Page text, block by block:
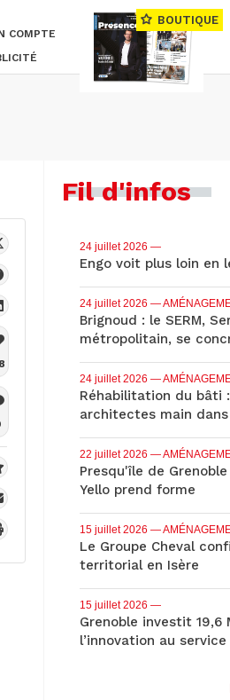
COMPTE
BOUTIQUE
Fil d'infos
24 juillet 2026 —
Engo voit plus loin en
24 juillet 2026 —
Brignoud : le SERM,
métropolitain, se
24 juillet 2026 —
Réhabilitation du bâti
architectes main
22 juillet 2026 —
Presqu'île de
Yello prend forme
15 juillet 2026 —
Le Groupe Cheval
territorial en Isère
15 juillet 2026 —
Grenoble investit 19,6
l’innovation au